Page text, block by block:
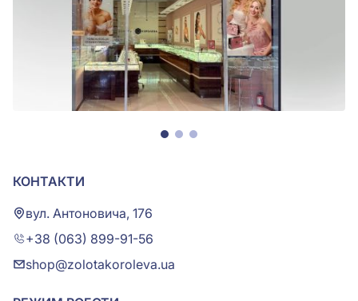
КОНТАКТИ
вул. Антоновича, 176
+38 (063) 899-91-56
shop@zolotakoroleva.ua